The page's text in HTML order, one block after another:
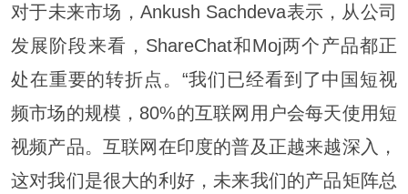
对于未来市场，Ankush Sachdeva表示，从公司
发展阶段来看，ShareChat和Moj两个产品都正
处在重要的转折点。“我们已经看到了中国短视
频市场的规模，80%的互联网用户会每天使用短
视频产品。互联网在印度的普及正越来越深入，
这对我们是很大的利好，未来我们的产品矩阵总